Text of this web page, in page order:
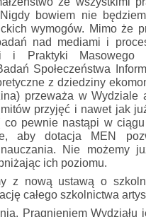
bowiem nie
wymogów. Mimo że
nad mediami i
i Praktyki Masowego
Społeczeństwa
z dziedziny
przeważa w Wydziale
przyjęć i nawet jak
pewnie nastąpi w
aby dotacja MEN
Nie możemy
ich poziomu.
z nową ustawą o
całego szkolnictwa
Pragnieniem Wydziału